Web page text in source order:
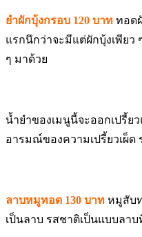
ยำผักบุ้งกรอบ 120 บาท ทอด
แรกนึกว่าจะมีแต่ผักบุ้งเพีย
ๆ มาด้วย
น้ำยำของเมนูนี้จะออกเปรี้
อารมณ์ของความเปรี้ยวเผ็
ลาบหมูทอด 130 บาท หมูสับ
เป็นลาบ รสชาติเป็นแบบลา